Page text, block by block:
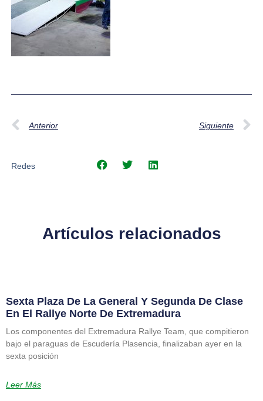
Anterior Siguiente
Redes
Artículos relacionados
Sexta Plaza De La General Y Segunda De Clase
En El Rallye Norte De Extremadura
Los componentes del Extremadura Rallye Team, que compitieron
bajo el paraguas de Escudería Plasencia, finalizaban ayer en la
sexta posición
Leer Más